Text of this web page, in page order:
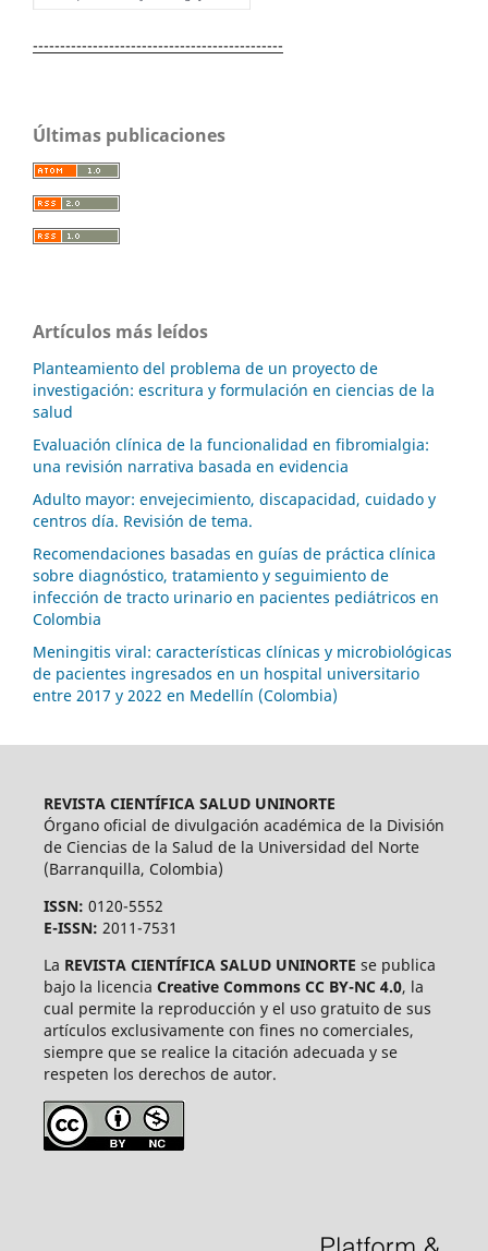
----------------------------------------------
Últimas publicaciones
Artículos más leídos
Planteamiento del problema de un proyecto de
investigación: escritura y formulación en ciencias de la
salud
Evaluación clínica de la funcionalidad en fibromialgia:
una revisión narrativa basada en evidencia
Adulto mayor: envejecimiento, discapacidad, cuidado y
centros día. Revisión de tema.
Recomendaciones basadas en guías de práctica clínica
sobre diagnóstico, tratamiento y seguimiento de
infección de tracto urinario en pacientes pediátricos en
Colombia
Meningitis viral: características clínicas y microbiológicas
de pacientes ingresados en un hospital universitario
entre 2017 y 2022 en Medellín (Colombia)
REVISTA CIENTÍFICA SALUD UNINORTE
Órgano oficial de divulgación académica de la División
de Ciencias de la Salud de la Universidad del Norte
(Barranquilla, Colombia)
ISSN: 0120-5552
E-ISSN: 2011-7531
La REVISTA CIENTÍFICA SALUD UNINORTE se publica
bajo la licencia Creative Commons CC BY-NC 4.0, la
cual permite la reproducción y el uso gratuito de sus
artículos exclusivamente con fines no comerciales,
siempre que se realice la citación adecuada y se
respeten los derechos de autor.